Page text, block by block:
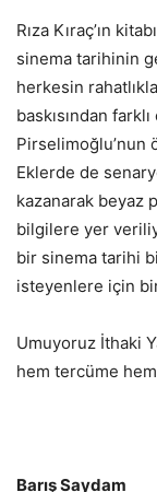
Rıza Kıraç’ın
sinema tarihinin
herkesin
baskısından
Pirselimoğlu’nun
Eklerde de
kazanarak beyaz
bilgilere yer
bir sinema tarihi
isteyenlere için
Umuyoruz İthaki
hem tercüme
Barış Saydam